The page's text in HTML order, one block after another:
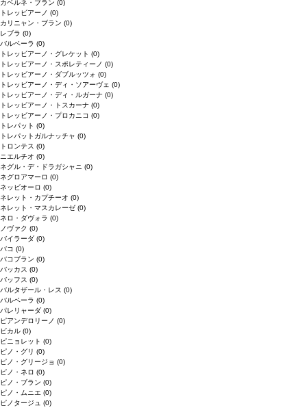
カベルネ・ブラン (0)
トレッビアーノ (0)
カリニャン・ブラン (0)
レブラ (0)
バルベーラ (0)
トレッビアーノ・グレケット (0)
トレッビアーノ・スポレティーノ (0)
トレッビアーノ・ダブルッツォ (0)
トレッビアーノ・ディ・ソアーヴェ (0)
トレッビアーノ・ディ・ルガーナ (0)
トレッビアーノ・トスカーナ (0)
トレッビアーノ・プロカニコ (0)
トレパット (0)
トレパットガルナッチャ (0)
トロンテス (0)
ニエルチオ (0)
ネグル・デ・ドラガシャニ (0)
ネグロアマーロ (0)
ネッビオーロ (0)
ネレット・カプチーオ (0)
ネレット・マスカレーゼ (0)
ネロ・ダヴォラ (0)
ノヴァク (0)
バイラーダ (0)
バコ (0)
バコブラン (0)
バッカス (0)
バッフス (0)
バルタザール・レス (0)
バルベーラ (0)
パレリャーダ (0)
ピアンデロリーノ (0)
ビカル (0)
ピニョレット (0)
ピノ・グリ (0)
ピノ・グリージョ (0)
ピノ・ネロ (0)
ピノ・ブラン (0)
ピノ・ムニエ (0)
ピノタージュ (0)